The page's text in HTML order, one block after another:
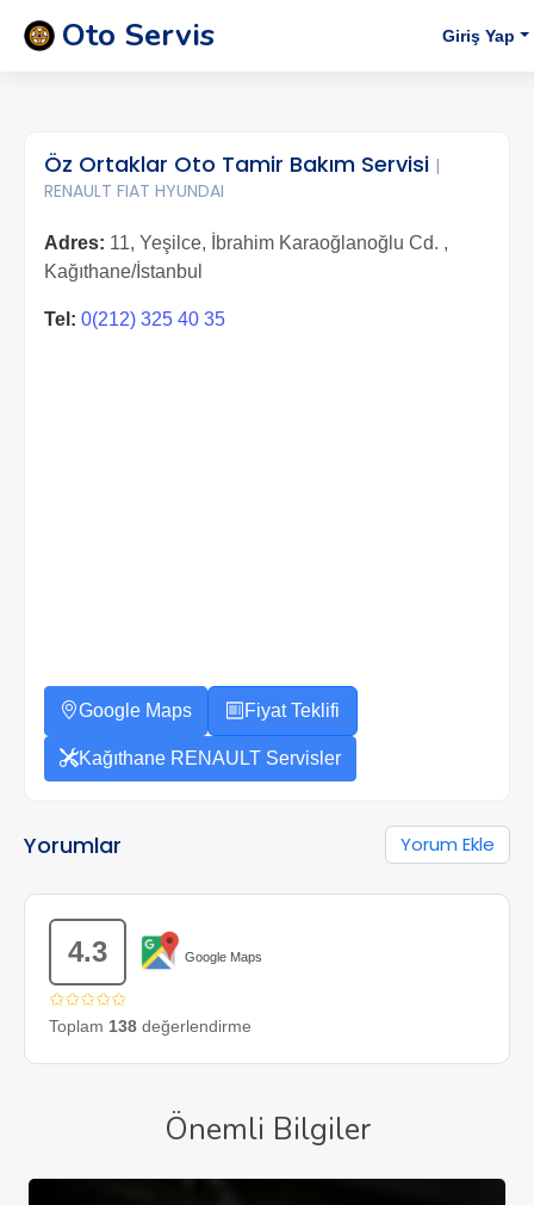
Oto Servis Giriş Yap
Öz Ortaklar Oto Tamir Bakım Servisi |
RENAULT FIAT HYUNDAI
Adres: 11, Yeşilce, İbrahim Karaoğlanoğlu Cd. ,
Kağıthane/İstanbul
Tel: 0(212) 325 40 35
Google Maps Fiyat Teklifi
Kağıthane RENAULT Servisler
Yorumlar Yorum Ekle
4.3 Google Maps
✩✩✩✩✩
Toplam 138 değerlendirme
Önemli Bilgiler